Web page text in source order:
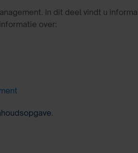
In dit deel vindt u
over:
.